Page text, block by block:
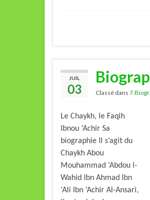
JUIL
03 Classé dans
Le Chaykh, le Faqih
Ibnou ‘Achir Sa
biographie Il s’agit du
Chaykh Abou
Mouhammad ‘Abdou l-
Wahid Ibn Ahmad Ibn
‘Ali Ibn ‘Achir Al-Ansari,